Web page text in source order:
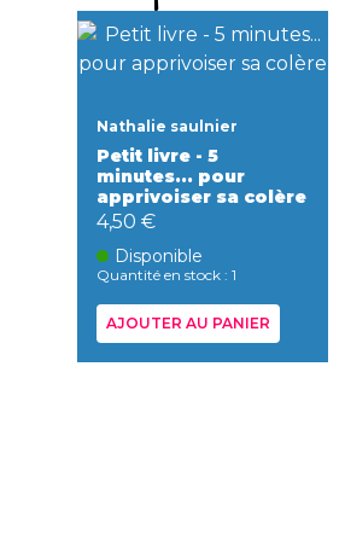
Nathalie saulnier
Petit livre - 5
minutes... pour
apprivoiser sa colère
4,50 €
Disponible
Quantité en stock : 1
AJOUTER AU PANIER